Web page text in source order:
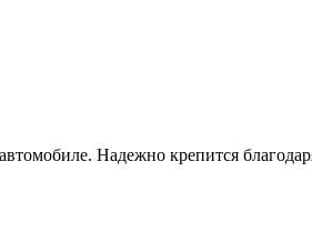
Надежно крепится